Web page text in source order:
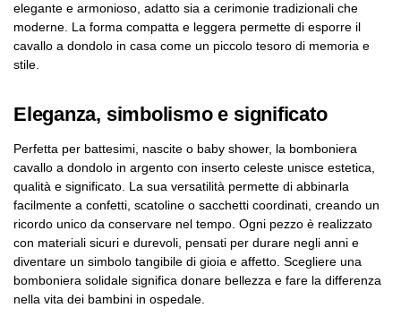
elegante e armonioso, adatto sia a cerimonie tradizionali che
moderne. La forma compatta e leggera permette di esporre il
cavallo a dondolo in casa come un piccolo tesoro di memoria e
stile.
Eleganza, simbolismo e significato
Perfetta per battesimi, nascite o baby shower, la bomboniera
cavallo a dondolo in argento con inserto celeste unisce estetica,
qualità e significato. La sua versatilità permette di abbinarla
facilmente a confetti, scatoline o sacchetti coordinati, creando un
ricordo unico da conservare nel tempo. Ogni pezzo è realizzato
con materiali sicuri e durevoli, pensati per durare negli anni e
diventare un simbolo tangibile di gioia e affetto. Scegliere una
bomboniera solidale significa donare bellezza e fare la differenza
nella vita dei bambini in ospedale.